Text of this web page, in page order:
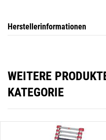
Herstellerinformationen
WEITERE
KATEGORIE